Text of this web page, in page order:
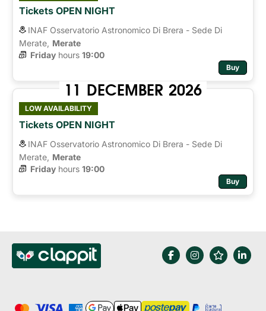
Tickets OPEN NIGHT
INAF Osservatorio Astronomico Di Brera - Sede Di
Merate, Merate
Friday hours 19:00
Buy
11 DECEMBER 2026
LOW AVAILABILITY
Tickets OPEN NIGHT
INAF Osservatorio Astronomico Di Brera - Sede Di
Merate, Merate
Friday hours 19:00
Buy